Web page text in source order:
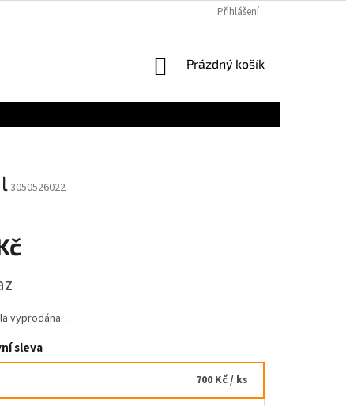
Přihlášení
NÁKUPNÍ
Prázdný košík
3050526022
vyprodána…
sleva
700 Kč/ ks